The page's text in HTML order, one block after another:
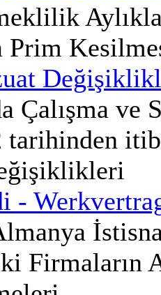
Prim
Çalışma ve
tarihinden
-
Firmaların